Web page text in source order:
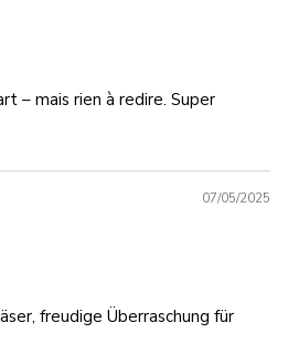
– mais rien à redire. Super
07/05/2025
freudige Überraschung für